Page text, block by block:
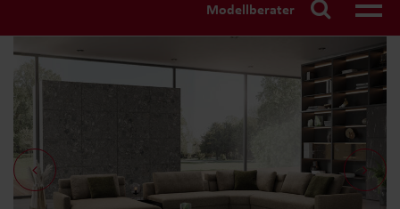
Modellberater